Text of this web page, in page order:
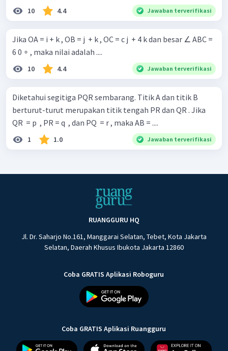
10 4.4 Jawaban terverifikasi
Jika OA = i + k , OB = j ​ + k , OC = c j ​ + 4 k dan besar ∠ ABC =
6 0 ∘ , maka nilai adalah ....
10 4.4 Jawaban terverifikasi
Diketahui segitiga PQR sembarang. Titik A dan titik B
berturut-turut merupakan titik tengah PR dan QR . Jika
QR ​ = p ​ , PR = q ​ , dan PQ ​ = r , maka AB = ....
1 1.0 Jawaban terverifikasi
RUANGGURU HQ
Jl. Dr. Saharjo No.161, Manggarai Selatan, Tebet, Kota Jakarta
Selatan, Daerah Khusus Ibukota Jakarta 12860
Coba GRATIS Aplikasi Roboguru
Coba GRATIS Aplikasi Ruangguru